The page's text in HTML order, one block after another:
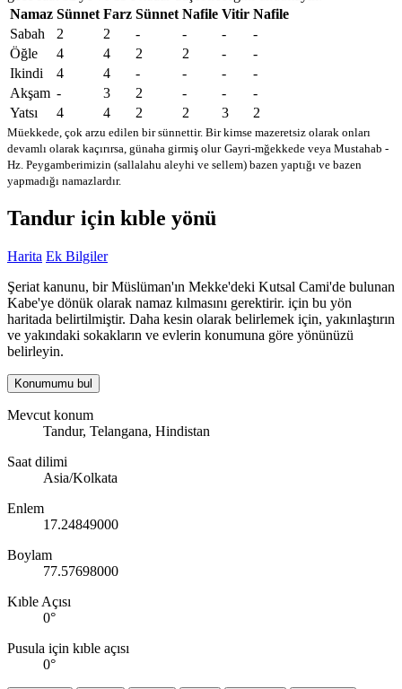
Namaz Sünnet Farz Sünnet Nafile Vitir Nafile
Sabah
2 2 - - -
-
Öğle
4 4 2 2 -
-
Ikindi
4 4 - - -
-
Akşam - 3 2 - -
-
Yatsı
4 4 2 2 3 2
Müekkede, çok arzu edilen bir sünnettir. Bir kimse mazeretsiz olarak onları
devamlı olarak kaçırırsa, günaha girmiş olur Gayri-mğekkede veya Mustahab -
Hz. Peygamberimizin (sallalahu aleyhi ve sellem) bazen yaptığı ve bazen
yapmadığı namazlardır.
Tandur için kıble yönü
Harita Ek Bilgiler
Şeriat kanunu, bir Müslüman'ın Mekke'deki Kutsal Cami'de bulunan
Kabe'ye dönük olarak namaz kılmasını gerektirir. için bu yön
haritada belirtilmiştir. Daha kesin olarak belirlemek için, yakınlaştırın
ve yakındaki sokakların ve evlerin konumuna göre yönünüzü
belirleyin.
Konumumu bul
Mevcut konum
Tandur, Telangana, Hindistan
Saat dilimi
Asia/Kolkata
Enlem
17.24849000
Boylam
77.57698000
Kıble Açısı
0°
Pusula için kıble açısı
0°